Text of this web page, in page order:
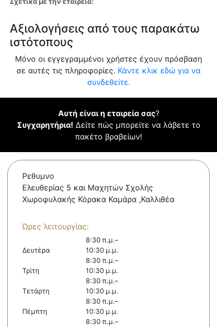
Αξιολογήσεις από τους παρακάτω
ιστότοπους
Μόνο οι εγγεγραμμένοι χρήστες έχουν πρόσβαση
σε αυτές τις πληροφορίες. Κάντε κλικ εδώ για να
συνδεθείτε.
Αυτή είναι η εταιρεία σας?
Συγχαρητήρια! Δείτε πώς μπορείτε να λάβετε το
πακέτο βραβείων!
Ρεθυμνο
Ελευθερίας 5 και Μαχητών Σχολής
Χωροφυλακής Κόρακα Καμάρα ,Καλλιθέα
Ώρες λειτουργίας:
Δευτέρα
8:30 π.μ.–
10:30 μ.μ.
Τρίτη
8:30 π.μ.–
10:30 μ.μ.
Τετάρτη
8:30 π.μ.–
10:30 μ.μ.
Πέμπτη
8:30 π.μ.–
10:30 μ.μ.
8:30 π.μ.–